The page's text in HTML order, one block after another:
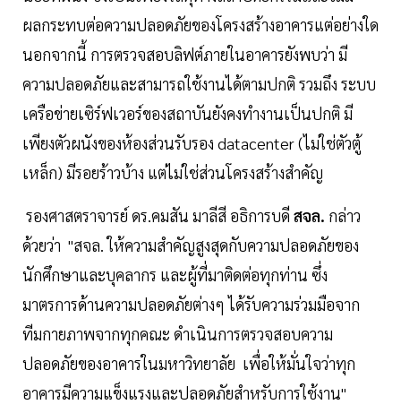
ผลกระทบต่อความปลอดภัยของโครงสร้างอาคารแต่อย่างใด
นอกจากนี้ การตรวจสอบลิฟต์ภายในอาคารยังพบว่า มี
ความปลอดภัยและสามารถใช้งานได้ตามปกติ รวมถึง ระบบ
เครือข่ายเซิร์ฟเวอร์ของสถาบันยังคงทำงานเป็นปกติ มี
เพียงตัวผนังของห้องส่วนรับรอง datacenter (ไม่ใช่ตัวตู้
เหล็ก) มีรอยร้าวบ้าง แต่ไม่ใช่ส่วนโครงสร้างสำคัญ
รองศาสตราจารย์ ดร.คมสัน มาลีสี อธิการบดี สจล. กล่าว
ด้วยว่า "สจล. ให้ความสำคัญสูงสุดกับความปลอดภัยของ
นักศึกษาและบุคลากร และผู้ที่มาติดต่อทุกท่าน ซึ่ง
มาตรการด้านความปลอดภัยต่างๆ ได้รับความร่วมมือจาก
ทีมกายภาพจากทุกคณะ ดำเนินการตรวจสอบความ
ปลอดภัยของอาคารในมหาวิทยาลัย เพื่อให้มั่นใจว่าทุก
อาคารมีความแข็งแรงและปลอดภัยสำหรับการใช้งาน"